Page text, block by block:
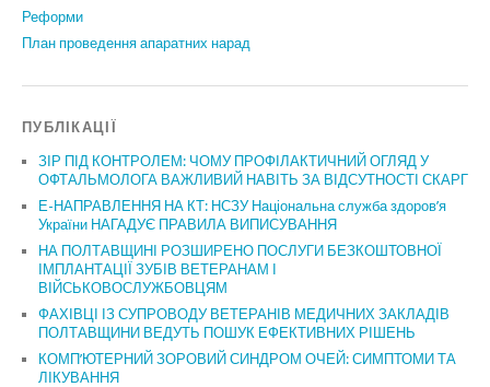
Реформи
План проведення апаратних нарад
ПУБЛІКАЦІЇ
ЗІР ПІД КОНТРОЛЕМ: ЧОМУ ПРОФІЛАКТИЧНИЙ ОГЛЯД У
ОФТАЛЬМОЛОГА ВАЖЛИВИЙ НАВІТЬ ЗА ВІДСУТНОСТІ СКАРГ
Е-НАПРАВЛЕННЯ НА КТ: НСЗУ Національна служба здоров’я
України НАГАДУЄ ПРАВИЛА ВИПИСУВАННЯ
НА ПОЛТАВЩИНІ РОЗШИРЕНО ПОСЛУГИ БЕЗКОШТОВНОЇ
ІМПЛАНТАЦІЇ ЗУБІВ ВЕТЕРАНАМ І
ВІЙСЬКОВОСЛУЖБОВЦЯМ
ФАХІВЦІ ІЗ СУПРОВОДУ ВЕТЕРАНІВ МЕДИЧНИХ ЗАКЛАДІВ
ПОЛТАВЩИНИ ВЕДУТЬ ПОШУК ЕФЕКТИВНИХ РІШЕНЬ
КОМП’ЮТЕРНИЙ ЗОРОВИЙ СИНДРОМ ОЧЕЙ: СИМПТОМИ ТА
ЛІКУВАННЯ